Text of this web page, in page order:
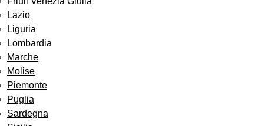
Lazio
Liguria
Lombardia
Marche
Molise
Piemonte
Puglia
Sardegna